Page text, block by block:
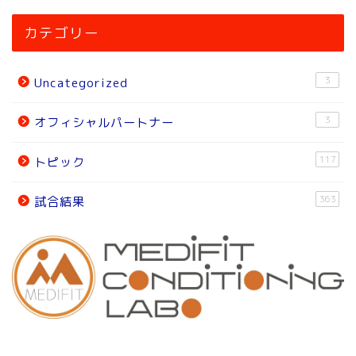
カテゴリー
Uncategorized 3
オフィシャルパートナー 3
トピック 117
試合結果 363
ニュース
チーム紹介
チーム紹介